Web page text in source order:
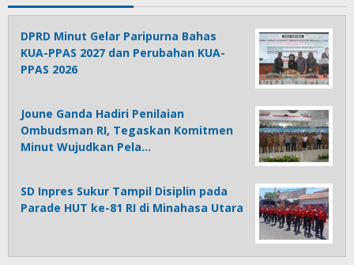
DPRD Minut Gelar Paripurna Bahas
KUA-PPAS 2027 dan Perubahan KUA-
PPAS 2026
Joune Ganda Hadiri Penilaian
Ombudsman RI, Tegaskan Komitmen
Minut Wujudkan Pela…
SD Inpres Sukur Tampil Disiplin pada
Parade HUT ke-81 RI di Minahasa Utara